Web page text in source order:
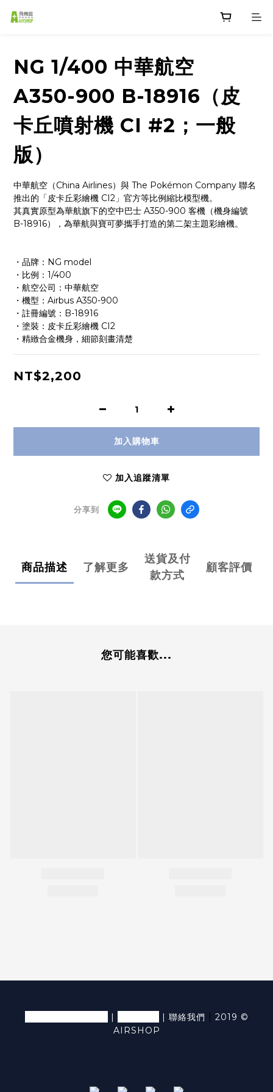
NG 1/400 中華航空
A350-900 B-18916（皮
卡丘噴射機 CI #2；一般
版）
中華航空（China Airlines）與 The Pokémon Company 聯名
推出的「皮卡丘彩繪機 CI2」官方等比例縮比模型機。
其真實原型為華航旗下的空中巴士 A350-900 客機（機身編號
B-18916），為華航與寶可夢攜手打造的第二架主題彩繪機。
・品牌：NG model
・比例：1/400
・航空公司：中華航空
・機型：Airbus A350-900
・註冊編號：B-18916
・塗裝：皮卡丘彩繪機 CI2
・精緻合金機身，細節刻畫清楚
NT$2,200
加入購物車
加入追蹤清單
分享到
商品描述 了解更多
送貨及付
款方式
顧客評價
您可能喜歡...
| | 聯絡我們
2019 ©
AIRSHOP